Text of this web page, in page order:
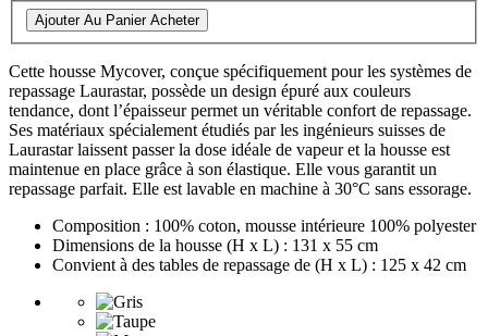
Ajouter Au Panier Acheter
Cette housse Mycover, conçue spécifiquement pour les systèmes de
repassage Laurastar, possède un design épuré aux couleurs
tendance, dont l’épaisseur permet un véritable confort de repassage.
Ses matériaux spécialement étudiés par les ingénieurs suisses de
Laurastar laissent passer la dose idéale de vapeur et la housse est
maintenue en place grâce à son élastique. Elle vous garantit un
repassage parfait. Elle est lavable en machine à 30°C sans essorage.
Composition : 100% coton, mousse intérieure 100% polyester
Dimensions de la housse (H x L) : 131 x 55 cm
Convient à des tables de repassage de (H x L) : 125 x 42 cm